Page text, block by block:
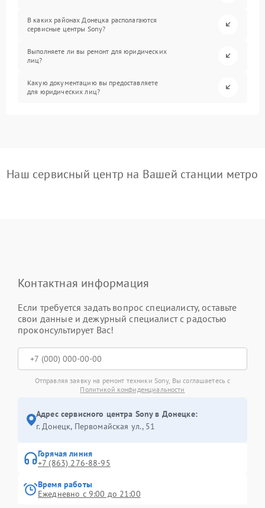
В каких районах Донецка располагаются
сервисные центры Sony?
Выполняете ли вы ремонт для юридических
лиц?
Какую документацию вы предоставляете
для юридических лиц?
Наш сервисный центр на Вашей станции метро
Контактная информация
Если требуется задать вопрос специалисту, оставьте
свои данные и дежурный специалист с радостью
проконсультирует Вас!
Отправляя заявку на ремонт техники Sony, Вы соглашаетесь с
Политикой конфиденциальности
Адрес сервисного центра Sony в Донецке:
г. Донецк, Первомайская ул., 51
Горячая линия
+7 (863) 276-88-95
Время работы
Ежедневно с 9:00 до 21:00